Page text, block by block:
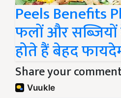
Peels Benefits
फलों और
होते हैं बेहद
Share your